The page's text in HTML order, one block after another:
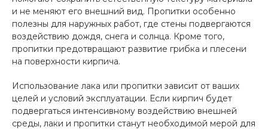
и не меняют его внешний вид. Пропитки особенно
полезны для наружных работ, где стены подвергаются
воздействию дождя, снега и солнца. Кроме того,
пропитки предотвращают развитие грибка и плесени
на поверхности кирпича.
Использование лака или пропитки зависит от ваших
целей и условий эксплуатации. Если кирпич будет
подвергаться интенсивному воздействию внешней
среды, лаки и пропитки станут необходимой мерой для